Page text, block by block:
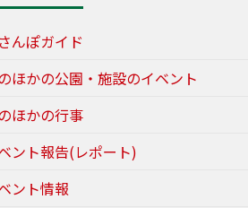
んぽガイド
ほかの公園・施設のイベント
ほかの行事
ント報告(レポート)
ント情報